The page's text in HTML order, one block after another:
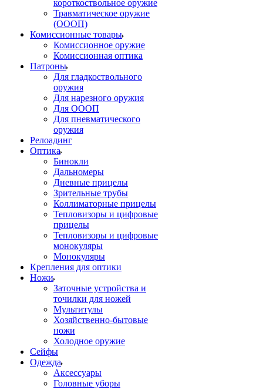
короткоствольное оружие
Травматическое оружие
(ОООП)
Комиссионные товары
Комиссионное оружие
Комиссионная оптика
Патроны
Для гладкоствольного
оружия
Для нарезного оружия
Для ОООП
Для пневматического
оружия
Релоадинг
Оптика
Бинокли
Дальномеры
Дневные прицелы
Зрительные трубы
Коллиматорные прицелы
Тепловизоры и цифровые
прицелы
Тепловизоры и цифровые
монокуляры
Монокуляры
Крепления для оптики
Ножи
Заточные устройства и
точилки для ножей
Мультитулы
Хозяйственно-бытовые
ножи
Холодное оружие
Сейфы
Одежда
Аксессуары
Головные уборы